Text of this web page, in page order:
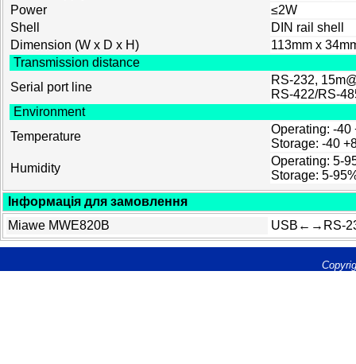
Power
≤2W
Shell
DIN rail shell
Dimension (W x D x H)
113mm x
Transmission distance
Serial port line
RS-232,
RS-422/RS-
Environment
Temperature
Operating: -40
Storage: -40
Humidity
Operating: 5-
Storage: 5-
Інформація для замовлення
Miawe MWE820B
USB←→RS-